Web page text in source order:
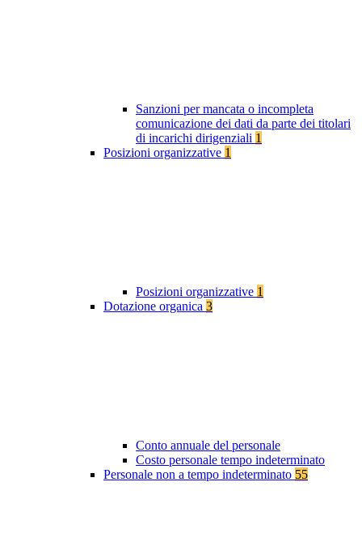
Sanzioni per mancata o incompleta
comunicazione dei dati da parte dei titolari
di incarichi dirigenziali 1
Posizioni organizzative 1
Posizioni organizzative 1
Dotazione organica 3
Conto annuale del personale
Costo personale tempo indeterminato
Personale non a tempo indeterminato 55